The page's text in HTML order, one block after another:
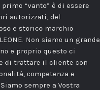
“vanto” è di essere
autorizzati, del
e storico marchio
Non siamo un grande
e proprio questo ci
di trattare il cliente con
competenza e
sempre a Vostra